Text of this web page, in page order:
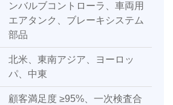
ンバルブコントローラ、車両用
エアタンク、ブレーキシステム
部品
北米、東南アジア、ヨーロッ
パ、中東
顧客満足度 ≥95%、一次検査合